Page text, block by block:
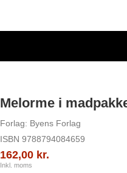
Melorme i
Forlag: Byens Forlag
ISBN 9788794084659
162,00 kr.
Inkl. moms